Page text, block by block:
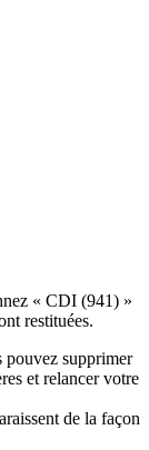
« CDI (941) »
restituées.
pouvez supprimer
et relancer votre
de la façon